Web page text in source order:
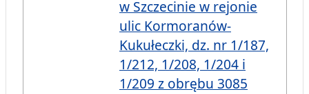
w Szczecinie w rejonie
ulic Kormoranów-
Kukułeczki, dz. nr 1/187,
1/212, 1/208, 1/204 i
1/209 z obrębu 3085